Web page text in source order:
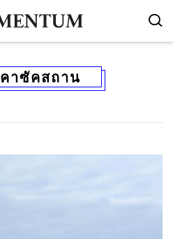
คาซัคสถาน